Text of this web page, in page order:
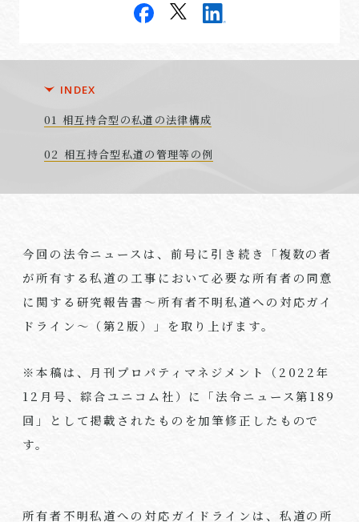
INDEX
相互持合型の私道の法律構成
相互持合型私道の管理等の例
今回の法令ニュースは、前号に引き続き「複数の者
が所有する私道の工事において必要な所有者の同意
に関する研究報告書～所有者不明私道への対応ガイ
ドライン～（第2版）」を取り上げます。
※本稿は、月刊プロパティマネジメント（2022年
12月号、綜合ユニコム社）に「法令ニュース第189
回」として掲載されたものを加筆修正したもので
す。
所有者不明私道への対応ガイドラインは、私道の所